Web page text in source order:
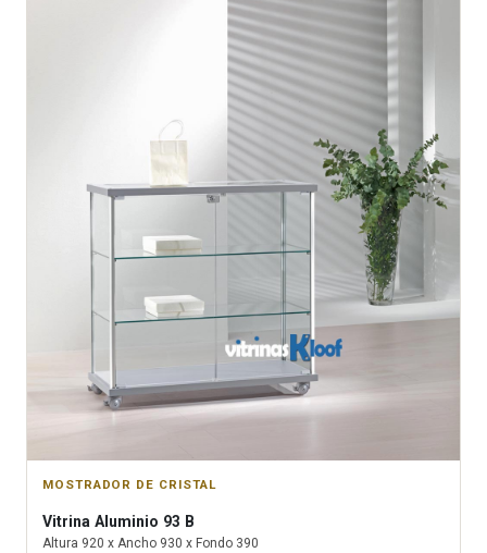
MOSTRADOR DE CRISTAL
Vitrina Aluminio 93 B
Altura 920 x Ancho 930 x Fondo 390